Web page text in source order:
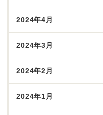
2024年4月
2024年3月
2024年2月
2024年1月